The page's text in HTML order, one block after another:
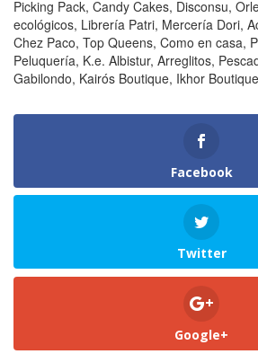
Picking Pack, Candy Cakes, Disconsu,
ecológicos, Librería Patri, Mercería Dori,
Chez Paco, Top Queens, Como en casa,
Peluquería, K.e. Albistur, Arreglitos,
Gabilondo, Kairós Boutique, Ikhor
Facebook
Twitter
Google+